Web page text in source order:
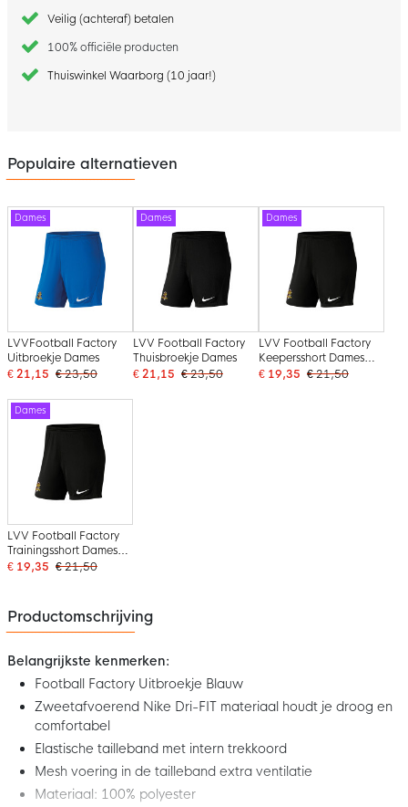
Veilig (achteraf) betalen
100% officiële producten
Thuiswinkel Waarborg (10 jaar!)
Populaire alternatieven
Dames
LVVFootball Factory
Uitbroekje Dames
€ 21,15 € 23,50
Dames
LVV Football Factory
Thuisbroekje Dames
€ 21,15 € 23,50
Dames
LVV Football Factory
Keepersshort Dames
Zwart
€ 19,35 € 21,50
Dames
LVV Football Factory
Trainingsshort Dames
Zwart
€ 19,35 € 21,50
Productomschrijving
Belangrijkste kenmerken:
Football Factory Uitbroekje Blauw
Zweetafvoerend Nike Dri-FIT materiaal houdt je droog en
comfortabel
Elastische tailleband met intern trekkoord
Mesh voering in de tailleband extra ventilatie
Materiaal: 100% polyester